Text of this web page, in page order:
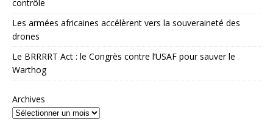
contrôle
Les armées africaines accélèrent vers la souveraineté des
drones
Le BRRRRT Act : le Congrès contre l’USAF pour sauver le
Warthog
Archives